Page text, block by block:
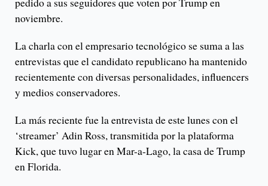
noviembre.
La charla con el empresario tecnológico se suma a las
entrevistas que el candidato republicano ha mantenido
recientemente con diversas personalidades, influencers
y medios conservadores.
La más reciente fue la entrevista de este lunes con el
‘streamer’ Adin Ross, transmitida por la plataforma
Kick, que tuvo lugar en Mar-a-Lago, la casa de Trump
en Florida.